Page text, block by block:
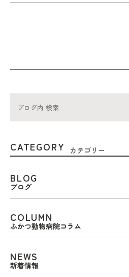
CATEGORY カテゴリー
BLOG
ブログ
COLUMN
ふかつ動物病院コラム
NEWS
新着情報